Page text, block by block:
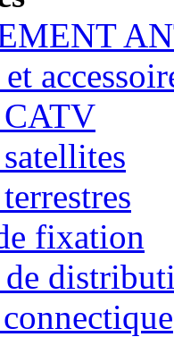
CATV
fixation
de